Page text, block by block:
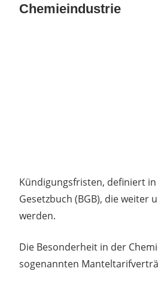
Chemieindustrie
Kündigungsfristen, definiert in
Gesetzbuch (BGB), die
werden.
Die Besonderheit in der
sogenannten